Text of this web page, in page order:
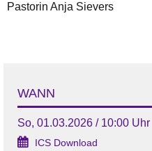
Pastorin Anja Sievers
WANN
So, 01.03.2026 / 10:00 Uhr
ICS Download